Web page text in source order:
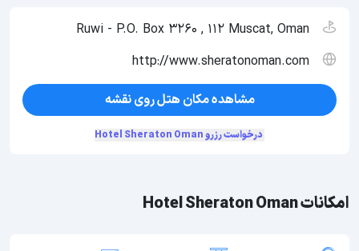
امکانات Hotel Sheraton Oman
Ruwi - P.O. Box 3260 , 112 Muscat, Oman
http://www.sheratonoman.com
مشاهده مکان هتل روی نقشه
درخواست رزرو Hotel Sheraton Oman